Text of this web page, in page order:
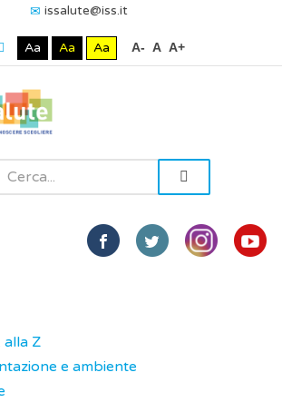
issalute@iss.it
Aa Aa Aa A- A A+
alla Z
e ambiente